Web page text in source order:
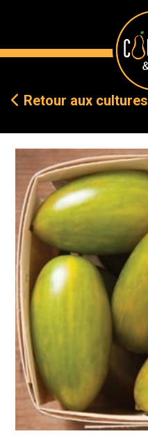
Retour aux cultures